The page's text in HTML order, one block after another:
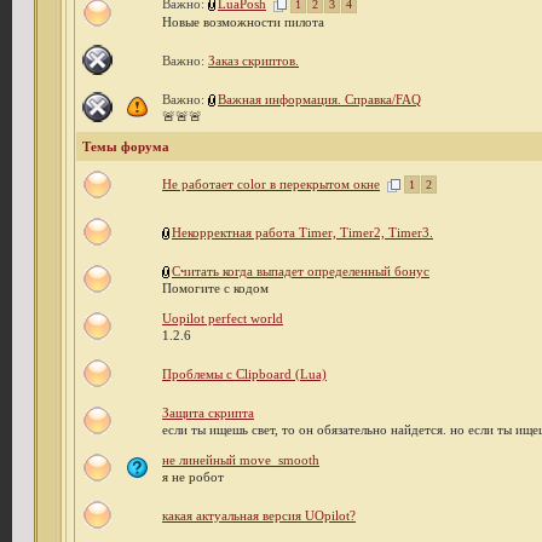
Важно: LuaPosh 1 2 3 4
Новые возможности пилота
Важно: Заказ скриптов.
Важно:
Важная информация. Справка/FAQ
🚨🚨🚨
Темы форума
Не работает color в перекрытом окне 1 2
Некорректная работа Timer, Timer2, Timer3.
Считать когда выпадет определенный бонус
Помогите с кодом
Uopilot perfect world
1.2.6
Проблемы с Clipboard (Lua)
Защита скрипта
если ты ищешь свет, то он обязательно найдется. но если ты
не линейный move_smooth
я не робот
какая актуальная версия UOpilot?